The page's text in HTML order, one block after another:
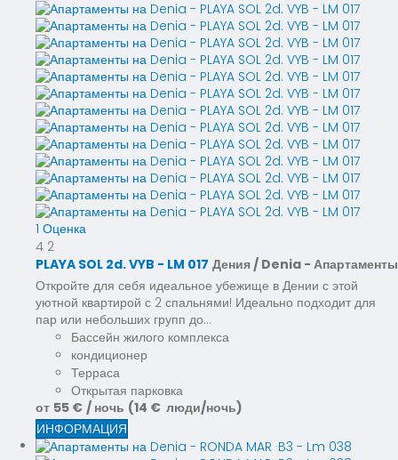
1 Оценка
4 2
PLAYA SOL 2d. VYB - LM 017 Дения / Denia - Апартаменты
Откройте для себя идеальное убежище в Дении с этой
уютной квартирой с 2 спальнями! Идеально подходит для
пар или небольших групп до...
Бассейн жилого комплекса
кондиционер
Терраса
Открытая парковка
от 55 € / ночь (14 € люди/ночь)
ИНФОРМАЦИЯ